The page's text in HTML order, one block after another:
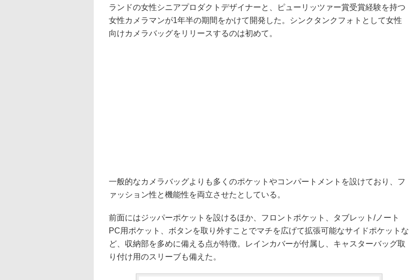
ランドの女性シニアプロダクトデザイナーと、ピューリッツァー賞受賞経験を持つ
女性カメラマンが1年半の期間をかけて開発した。シンクタンクフォトとして女性
向けカメラバッグをリリースするのは初めて。
一般的なカメラバッグよりも多くのポケットやコンパートメントを設けており、フ
ァッション性と機能性を両立させたとしている。
前面にはジッパーポケットを設けるほか、フロントポケット、タブレット/ノート
PC用ポケット、ボタンを取り外すことでマチを広げて拡張可能なサイドポケットな
ど、収納部を多めに備える点が特徴。レインカバーが付属し、キャスターバッグ取
り付け用のスリーブも備えた。